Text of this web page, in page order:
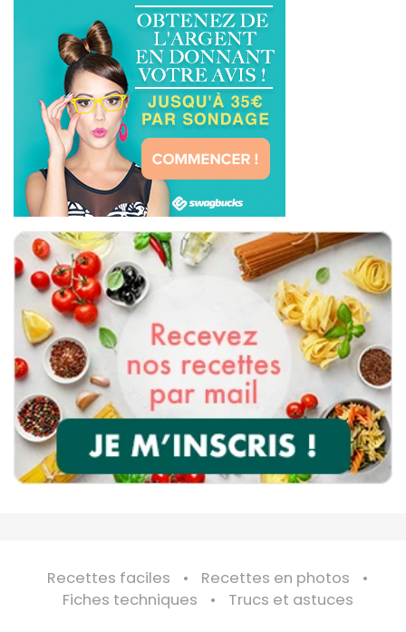
Recettes faciles
Recettes en photos
Fiches techniques
Trucs et astuces